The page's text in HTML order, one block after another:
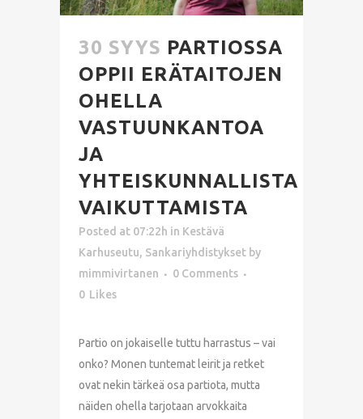
30 SYYS PARTIOSSA
OPPII ERÄTAITOJEN
OHELLA
VASTUUNKANTOA
JA
YHTEISKUNNALLISTA
VAIKUTTAMISTA
Posted at 07:22h in Kestävä
Karhuseutu, Sankariyhdistykset by
mimmivirtanen
0 Comments
0 Likes
Partio on jokaiselle tuttu harrastus – vai
onko? Monen tuntemat leirit ja retket
ovat nekin tärkeä osa partiota, mutta
näiden ohella tarjotaan arvokkaita